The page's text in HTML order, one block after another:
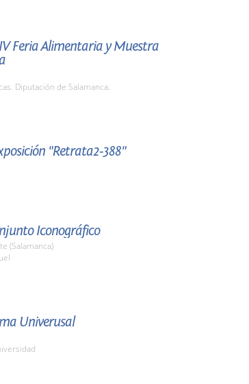
Feria Alimentaria y Muestra
Diputación de Salamanca.
"Retrata2-388"
Iconográfico
(Salamanca)
Univerusal